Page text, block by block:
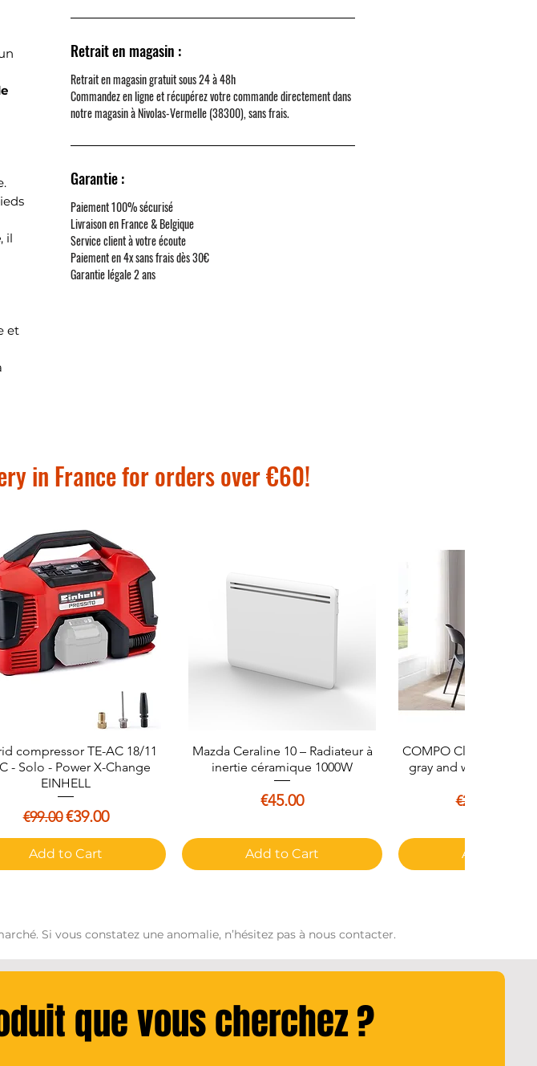
, il
et
Retrait en magasin :
Retrait en magasin gratuit sous 24 à 48h
Commandez en ligne et récupérez votre commande directement dans
notre magasin àNivolas-Vermelle (38300), sans frais.
Garantie :
Paiement 100% sécurisé
Livraison en France & Belgique
Service client à votre écoute
Paiement en 4x sans frais dès 30€
Garantie légale 2 ans
in France for orders over €60!
Quick View
compressor TE-AC 18/11
- Solo - Power X-Change
EINHELL
Regular Price
€99.00 Sale Price
€39.00
Add to Cart
Quick View
Mazda Ceraline 10 – Radiateur à
inertie céramique 1000W
Price
€45.00
Add to Cart
COMPO Classic
gray and white decor -
Regular
€29.99
Add to Cart
Si vous constatez une anomalie, n’hésitez pas à nous contacter.
que vous cherchez ?